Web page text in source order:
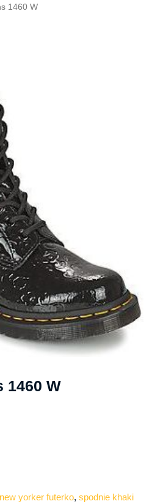
1460 W
1460 W
new yorker futerko, spodnie khaki